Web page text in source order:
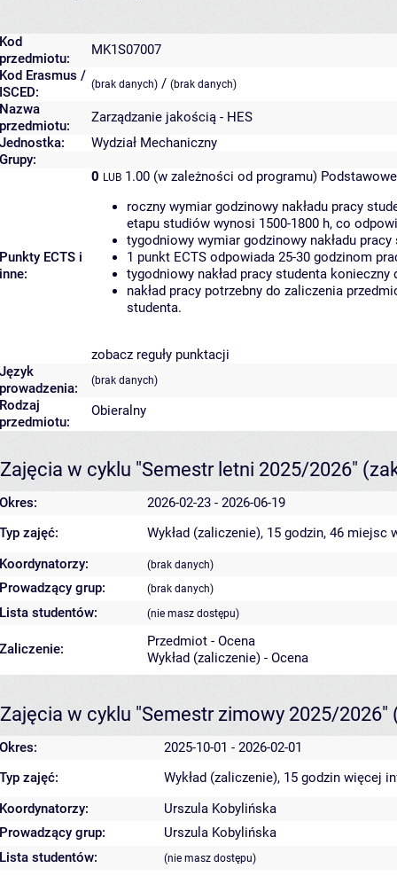
Kod
przedmiotu:
MK1S07007
Kod Erasmus /
ISCED:
(brak danych) / (brak danych)
Nazwa
przedmiotu:
Zarządzanie jakością - HES
Jednostka:
Wydział Mechaniczny
Grupy:
Punkty ECTS i
inne:
0 LUB 1.00 (w zależności od programu)
roczny wymiar godzinowy nakładu pracy
etapu studiów wynosi 1500-1800 h, co
tygodniowy wymiar godzinowy nakładu
1 punkt ECTS odpowiada 25-30 godzinom
tygodniowy nakład pracy studenta
nakład pracy potrzebny do zaliczenia
studenta.
zobacz reguły punktacji
Język
prowadzenia:
(brak danych)
Rodzaj
przedmiotu:
Obieralny
Zajęcia w cyklu "Semestr letni 2025/2026"
Okres:
2026-02-23 - 2026-06-19
Typ zajęć:
Wykład (zaliczenie), 15 godzin, 46 miejsc
Koordynatorzy:
(brak danych)
Prowadzący grup: (brak danych)
Lista studentów: (nie masz dostępu)
Zaliczenie:
Przedmiot - Ocena
Wykład (zaliczenie) - Ocena
Zajęcia w cyklu "Semestr zimowy 2025/2026"
Okres:
2025-10-01 - 2026-02-01
Typ zajęć:
Wykład (zaliczenie), 15 godzin więcej
Koordynatorzy:
Urszula Kobylińska
Prowadzący grup:
Urszula Kobylińska
Lista studentów:
(nie masz dostępu)